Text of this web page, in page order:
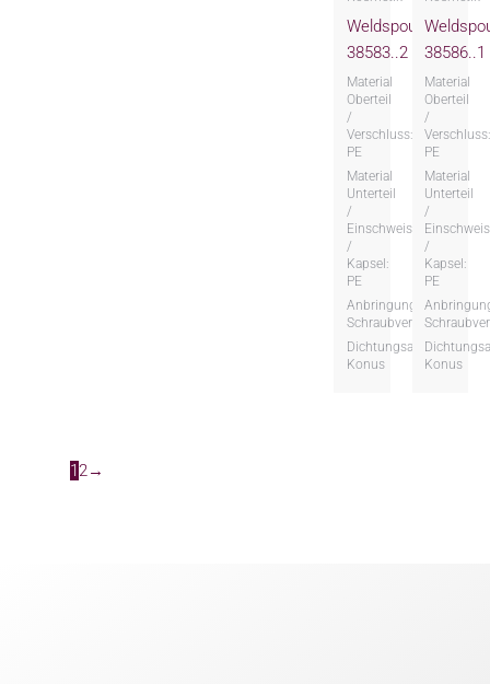
Weldspout
38583..2
Material
Oberteil
/
Verschluss:
PE
Material
Unterteil
/
Einschweissteil
/
Kapsel:
PE
Anbringungsart:
Schraubversion
Dichtungsart:
Konus
38586..1
Material
Oberteil
/
PE
Material
Unterteil
/
/
Kapsel:
PE
Konus
12→